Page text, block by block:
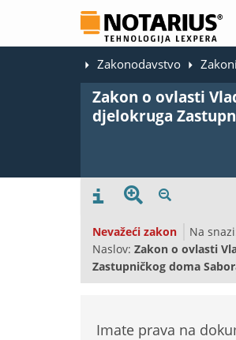
Zakonodavstvo Zakoni
Zakon o ovlasti
djelokruga
Nevažeći zakon Na
Naslov: Zakon o ovlasti
Zastupničkog doma
Imate prava na